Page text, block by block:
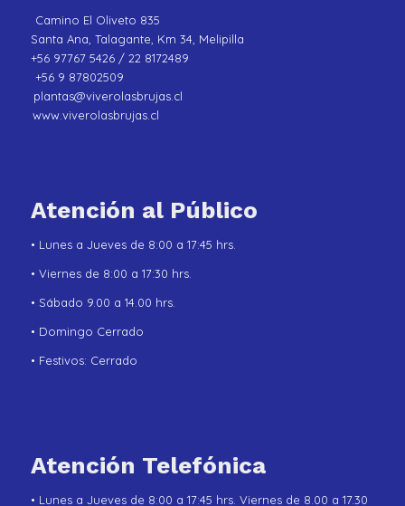
Camino El Oliveto 835
Santa Ana, Talagante, Km 34, Melipilla
+56 97767 5426 / 22 8172489
+56 9 87802509
plantas@viverolasbrujas.cl
www.viverolasbrujas.cl
Atención al Público
• Lunes a Jueves de 8:00 a 17:45 hrs.
• Viernes de 8:00 a 17:30 hrs.
• Sábado 9.00 a 14.00 hrs.
• Domingo Cerrado
• Festivos: Cerrado
Atención Telefónica
• Lunes a Jueves de 8:00 a 17:45 hrs. Viernes de 8.00 a 17.30